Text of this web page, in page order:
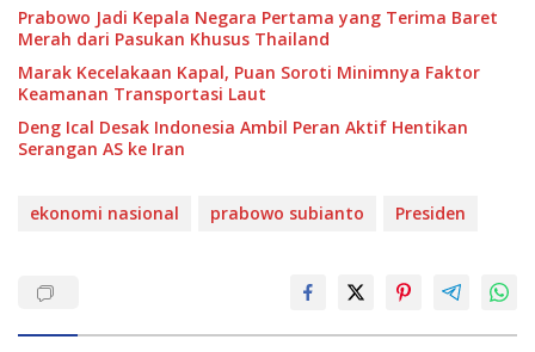
Prabowo Jadi Kepala Negara Pertama yang Terima Baret
Merah dari Pasukan Khusus Thailand
Marak Kecelakaan Kapal, Puan Soroti Minimnya Faktor
Keamanan Transportasi Laut
Deng Ical Desak Indonesia Ambil Peran Aktif Hentikan
Serangan AS ke Iran
ekonomi nasional prabowo subianto Presiden